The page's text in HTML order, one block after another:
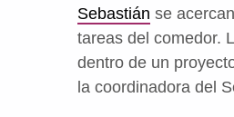
Sebastián se
tareas del comedor.
dentro de un
la coordinadora del